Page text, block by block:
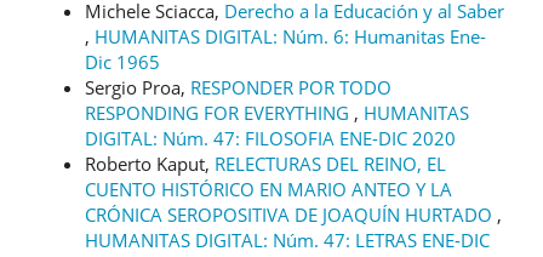
Michele Sciacca, Derecho a la Educación y al Saber
, HUMANITAS DIGITAL: Núm. 6: Humanitas Ene-
Dic 1965
Sergio Proa, RESPONDER POR TODO
RESPONDING FOR EVERYTHING , HUMANITAS
DIGITAL: Núm. 47: FILOSOFIA ENE-DIC 2020
Roberto Kaput, RELECTURAS DEL REINO, EL
CUENTO HISTÓRICO EN MARIO ANTEO Y LA
CRÓNICA SEROPOSITIVA DE JOAQUÍN HURTADO ,
HUMANITAS DIGITAL: Núm. 47: LETRAS ENE-DIC